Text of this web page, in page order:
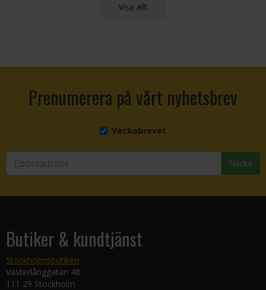
Visa allt
Prenumerera på vårt nyhetsbrev
Veckobrevet
Skicka
Butiker & kundtjänst
Stockholmsbutiken
Västerlånggatan 48
111 29 Stockholm